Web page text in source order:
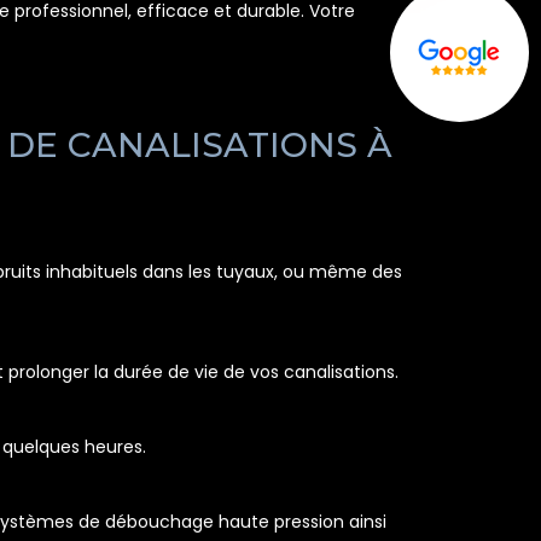
professionnel, efficace et durable. Votre
CANALISATIONS À
inhabituels dans les tuyaux, ou même des
la durée de vie de vos canalisations.
heures.
de débouchage haute pression ainsi